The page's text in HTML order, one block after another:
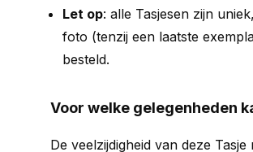
Let op: alle Tasjesen zijn
foto (tenzij een laatste
besteld.
Voor welke gelegenheden
De veelzijdigheid van deze